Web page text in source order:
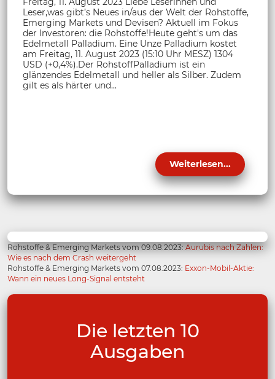
Leser,was gibt’s Neues in/aus der Welt der Rohstoffe,
Emerging Markets und Devisen? Aktuell im Fokus
der Investoren: die Rohstoffe!Heute geht's um das
Edelmetall Palladium. Eine Unze Palladium kostet
am Freitag, 11. August 2023 (15:10 Uhr MESZ) 1304
USD (+0,4%).Der RohstoffPalladium ist ein
glänzendes Edelmetall und heller als Silber. Zudem
gilt es als härter und...
Weiterlesen...
Rohstoffe & Emerging Markets vom 09.08.2023:Aurubis nach Zahlen:
Wie es nach dem Crash weitergeht
Rohstoffe & Emerging Markets vom 07.08.2023: Exxon-Mobil-Aktie:
Wann ein neues Long-Signal entsteht
Die letzten 10
Ausgaben